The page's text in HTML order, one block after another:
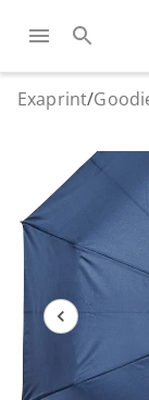
Exaprint/